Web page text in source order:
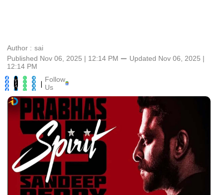
Author : sai
Published Nov 06, 2025 | 12:14 PM ⚊ Updated Nov 06, 2025 |
12:14 PM
| Follow
Us